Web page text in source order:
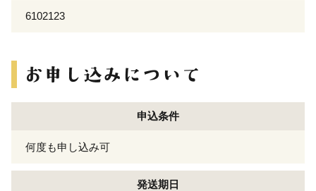
6102123
申込条件
何度も申し込み可
発送期日